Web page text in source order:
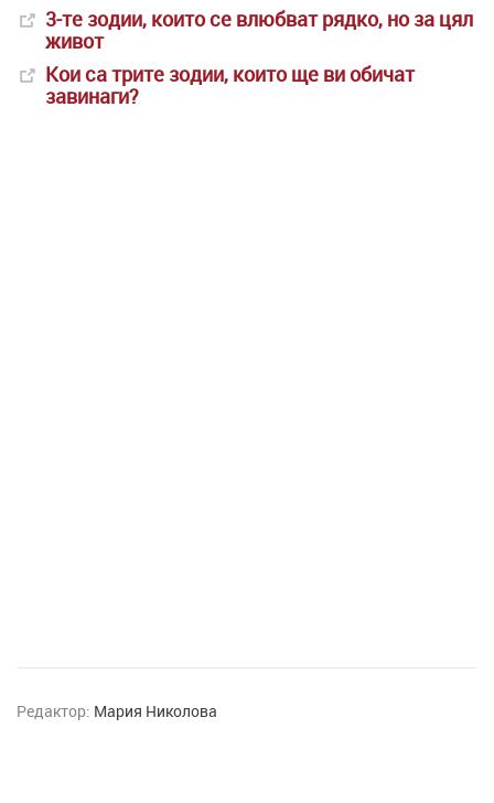
3-те зодии, които се влюбват рядко, но за цял
живот
Кои са трите зодии, които ще ви обичат
завинаги?
Редактор: Мария Николова